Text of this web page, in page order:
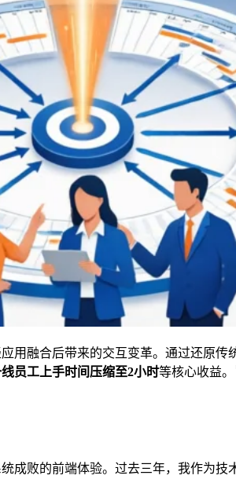
用融合后带来的交互变革。通过还原
员工上手时间压缩至2小时等核心收益
成败的前端体验。过去三年，我作为技